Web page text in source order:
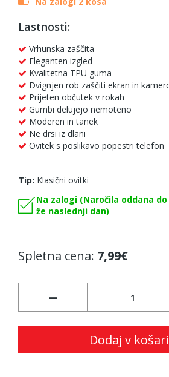
Lastnosti:
Vrhunska zaščita
Eleganten izgled
Kvalitetna TPU guma
Dvignjen rob zaščiti ekran in
Prijeten občutek v rokah
Gumbi delujejo nemoteno
Moderen in tanek
Ne drsi iz dlani
Ovitek s poslikavo popestri telefon
Tip: Klasični ovitki
Na zalogi (Naročila oddana
že naslednji dan)
Spletna cena: 7,99€
-
Dodaj v